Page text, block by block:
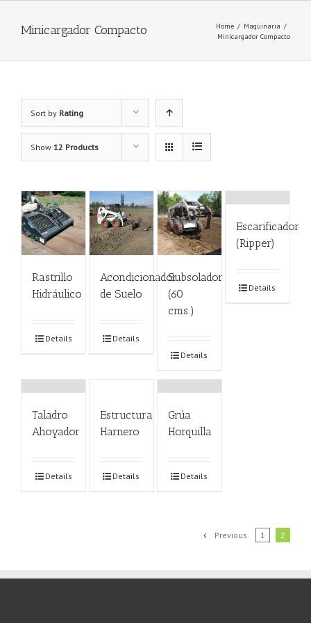
Minicargador Compacto Home / Maquinaria /
Minicargador Compacto
Sort by Rating
Show 12 Products
Rastrillo
Hidráulico
Details
Acondicionador
de Suelo
Details
Subsolador
(60
cms.)
Details
Escarificador
(Ripper)
Details
Taladro
Ahoyador
Details
Estructura
Harnero
Details
Grúa
Horquilla
Details
Previous 1 2